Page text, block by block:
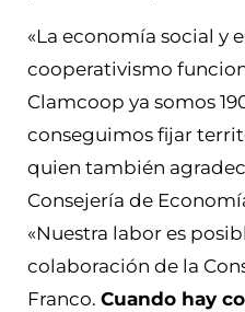
«La economía social y
cooperativismo
Clamcoop ya somos
conseguimos fijar
quien también
Consejería de
«Nuestra labor es
colaboración de la
Franco. Cuando hay